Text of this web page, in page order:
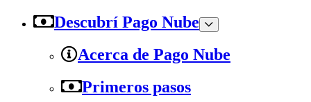
Descubrí Pago Nube
Acerca de Pago Nube
Primeros pasos